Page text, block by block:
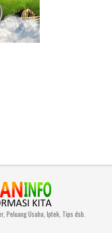
Peluang Usaha, Iptek, Tips dsb.